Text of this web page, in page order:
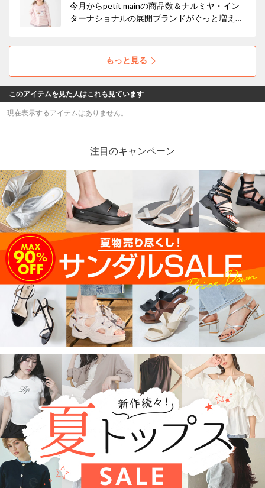
今月からpetit mainの商品数＆ナルミヤ・イン
ターナショナルの展開ブランドがぐっと増えま
もっと見る
このアイテムを見た人はこれも見ています
現在表示するアイテムはありません。
注目のキャンペーン